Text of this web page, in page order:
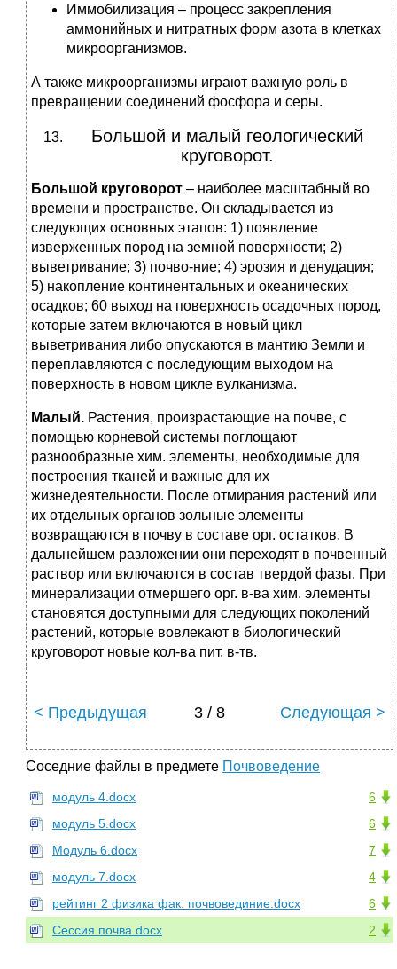
Иммобилизация – процесс закрепления
аммонийных и нитратных форм азота в клетках
микроорганизмов.
А также микроорганизмы играют важную роль в
превращении соединений фосфора и серы.
Большой и малый геологический
круговорот.
Большой круговорот – наиболее масштабный во
времени и пространстве. Он складывается из
следующих основных этапов: 1) появление
изверженных пород на земной поверхности; 2)
выветривание; 3) почво-ние; 4) эрозия и денудация;
5) накопление континентальных и океанических
осадков; 60 выход на поверхность осадочных пород,
которые затем включаются в новый цикл
выветривания либо опускаются в мантию Земли и
переплавляются с последующим выходом на
поверхность в новом цикле вулканизма.
Малый. Растения, произрастающие на почве, с
помощью корневой системы поглощают
разнообразные хим. элементы, необходимые для
построения тканей и важные для их
жизнедеятельности. После отмирания растений или
их отдельных органов зольные элементы
возвращаются в почву в составе орг. остатков. В
дальнейшем разложении они переходят в почвенный
раствор или включаются в состав твердой фазы. При
минерализации отмершего орг. в-ва хим. элементы
становятся доступными для следующих поколений
растений, которые вовлекают в биологический
круговорот новые кол-ва пит. в-тв.
< Предыдущая 3 / 8 Следующая >
Соседние файлы в предмете Почвоведение
6
модуль 4.docx
6
модуль 5.docx
7
Модуль 6.docx
4
модуль 7.docx
6
рейтинг 2 физика фак. почвовединие.docx
2
Сессия почва.docx